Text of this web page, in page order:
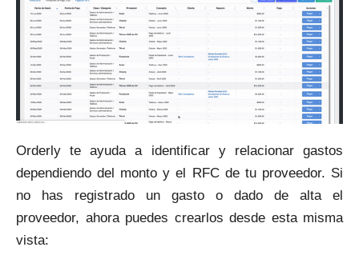
Orderly te ayuda a identificar y relacionar gastos
dependiendo del monto y el RFC de tu proveedor. Si
no has registrado un gasto o dado de alta el
proveedor, ahora puedes crearlos desde esta misma
vista: